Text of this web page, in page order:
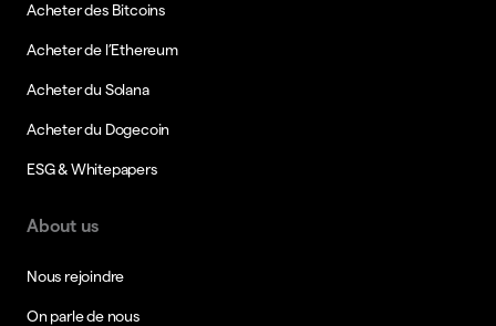
Acheter des Bitcoins
Acheter de l’Ethereum
Acheter du Solana
Acheter du Dogecoin
ESG & Whitepapers
About us
Nous rejoindre
On parle de nous